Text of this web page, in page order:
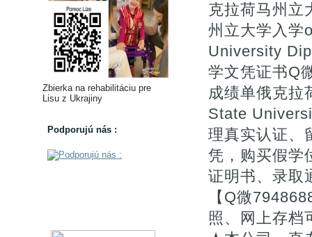
Zbierka na rehabilitáciu pre
Lisu z Ukrajiny
Podporujú nás :
克拉荷马州立
州立大学入学
University
学文凭证书Q
成绩单俄克拉
State
理真实认证、
凭，购买假学
证明书、录取
【Q微
照、网上存档